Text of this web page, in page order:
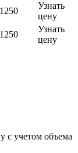
1250
Узнать
цену
1250
Узнать
цену
с учетом объема